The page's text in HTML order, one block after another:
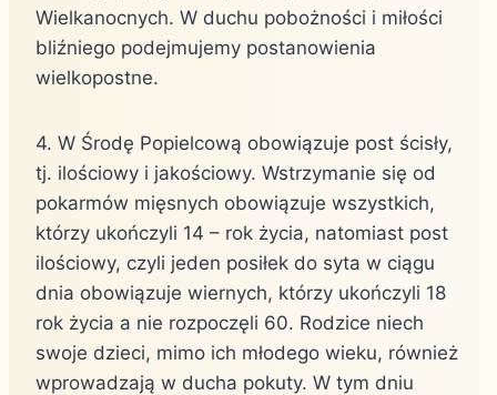
Wielkanocnych. W duchu pobożności i miłości
bliźniego podejmujemy postanowienia
wielkopostne.
4. W Środę Popielcową obowiązuje post ścisły,
tj. ilościowy i jakościowy. Wstrzymanie się od
pokarmów mięsnych obowiązuje wszystkich,
którzy ukończyli 14 – rok życia, natomiast post
ilościowy, czyli jeden posiłek do syta w ciągu
dnia obowiązuje wiernych, którzy ukończyli 18
rok życia a nie rozpoczęli 60. Rodzice niech
swoje dzieci, mimo ich młodego wieku, również
wprowadzają w ducha pokuty. W tym dniu